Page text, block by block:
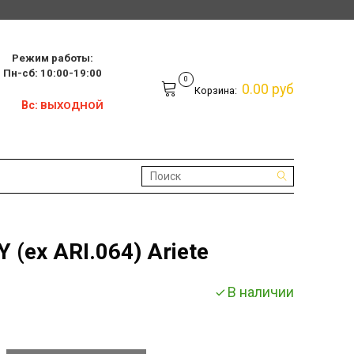
Режим работы:
19:00
Вс: ВЫХОДНОЙ
0
Корзина: 0.00 руб
(ex ARI.064) Ariete
В наличии